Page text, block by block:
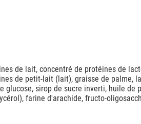
de lait, concentré de protéines de
de petit-lait (lait), graisse de
sirop de sucre inverti, huile
farine d'arachide, fructo-